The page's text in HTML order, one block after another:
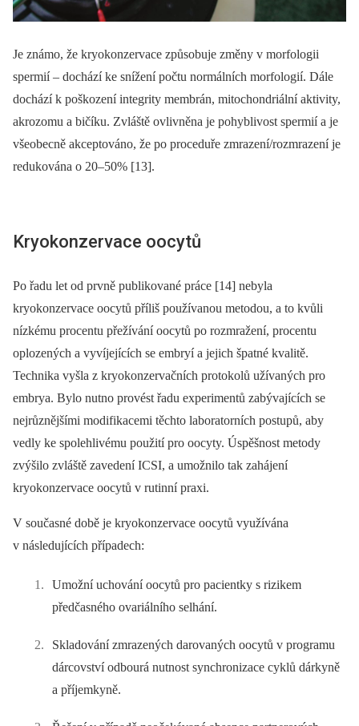
Je známo, že kryokonzervace způsobuje změny v morfologii
spermií –⁠ dochází ke snížení počtu normálních morfologií. Dále
dochází k poškození integrity membrán, mitochondriální aktivity,
akrozomu a bičíku. Zvláště ovlivněna je pohyblivost spermií a je
všeobecně akceptováno, že po proceduře zmrazení/rozmrazení je
redukována o 20–50% [13].
Kryokonzervace oocytů
Po řadu let od prvně publikované práce [14] nebyla
kryokonzervace oocytů příliš používanou metodou, a to kvůli
nízkému procentu přežívání oocytů po rozmražení, procentu
oplozených a vyvíjejících se embryí a jejich špatné kvalitě.
Technika vyšla z kryokonzervačních protokolů užívaných pro
embrya. Bylo nutno provést řadu experimentů zabývajících se
nejrůznějšími modifikacemi těchto laboratorních postupů, aby
vedly ke spolehlivému použití pro oocyty. Úspěšnost metody
zvýšilo zvláště zavedení ICSI, a umožnilo tak zahájení
kryokonzervace oocytů v rutinní praxi.
V současné době je kryokonzervace oocytů využívána
v následujících případech:
Umožní uchování oocytů pro pacientky s rizikem
předčasného ovariálního selhání.
Skladování zmrazených darovaných oocytů v programu
dárcovství odbourá nutnost synchronizace cyklů dárkyně
a příjemkyně.